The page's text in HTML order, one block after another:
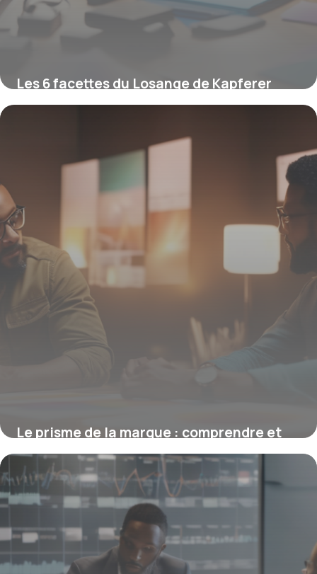
Les 6 facettes du Losange de Kapferer
pour une identité de marque forte
Le prisme de la marque : comprendre et
développer l’identité de votre entreprise
12 janvier 2026